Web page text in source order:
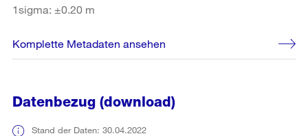
1sigma: ±0.20 m
Komplette Metadaten ansehen
Datenbezug (download)
Stand der Daten: 30.04.2022